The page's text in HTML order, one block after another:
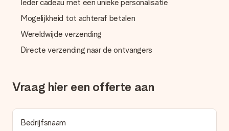
Wordt de factuur met de bestelling meegestuurd?
Er wordt geen factuur meegestuurd bij je bestelling. Je
ontvangt deze bij de bevestiging van de verzending en je kunt
deze ook altijd terugvinden in jouw MySurprise. Je kunt dus
Ieder cadeau met een unieke personalisatie
Mogelijkheid tot achteraf betalen
Wereldwijde verzending
Directe verzending naar de ontvangers
Vraag hier een offerte aan
Bedrijfsnaam